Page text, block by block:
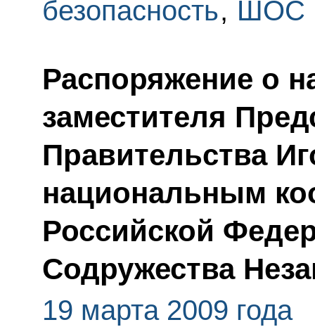
безопасность, ШОС
Распоряжение о
заместителя
Правительства
национальным
Российской
Содружества
19 марта 2009 года